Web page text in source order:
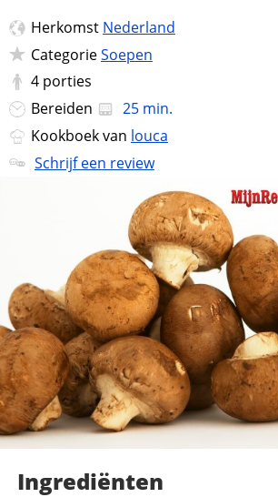
Herkomst Nederland
CategorieSoepen
4 porties
Bereiden
25 min.
Kookboek van louca
Schrijf een review
Ingrediënten